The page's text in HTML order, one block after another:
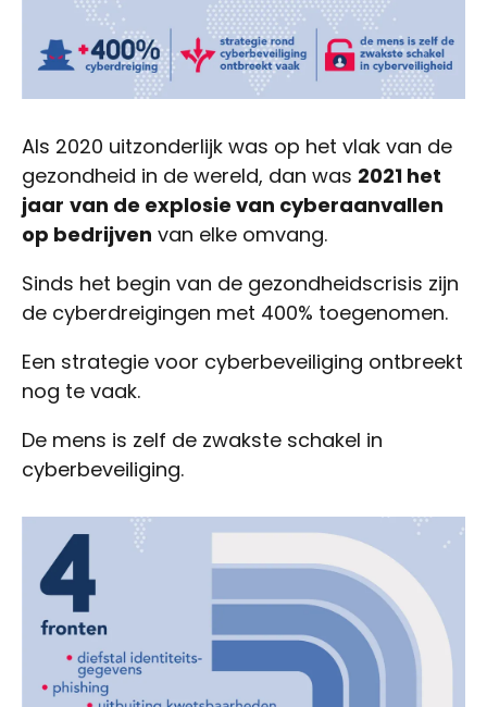
Als 2020 uitzonderlijk was op het vlak van de
gezondheid in de wereld, dan was 2021 het
jaar van de explosie van cyberaanvallen
op bedrijven van elke omvang.
Sinds het begin van de gezondheidscrisis zijn
de cyberdreigingen met 400% toegenomen.
Een strategie voor cyberbeveiliging ontbreekt
nog te vaak.
De mens is zelf de zwakste schakel in
cyberbeveiliging.